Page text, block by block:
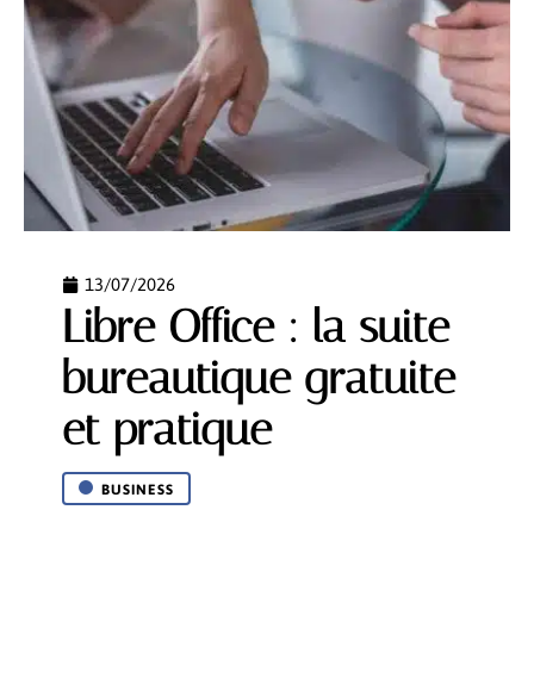
13/07/2026
Libre Office : la suite
bureautique gratuite
et pratique
BUSINESS